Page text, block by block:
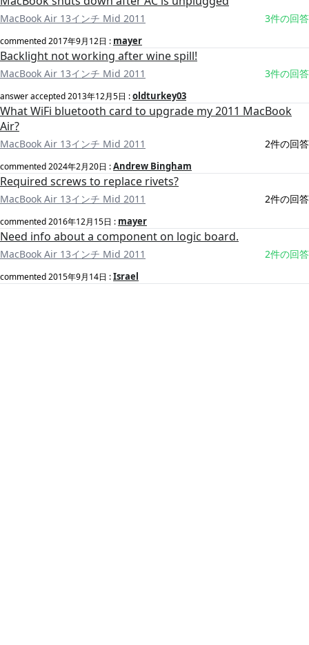
MacBook Air 13インチ Mid 2011 3件の回答
commented2017年9月12日 : mayer
Backlight not working after wine spill!
MacBook Air 13インチ Mid 2011 3件の回答
answer accepted2013年12月5日 :oldturkey03
What WiFi bluetooth card to upgrade my 2011 MacBook
Air?
MacBook Air 13インチ Mid 2011 2件の回答
commented2024年2月20日 :Andrew Bingham
Required screws to replace rivets?
MacBook Air 13インチ Mid 2011 2件の回答
commented2016年12月15日 : mayer
Need info about a component on logic board.
MacBook Air 13インチ Mid 2011 2件の回答
commented2015年9月14日 :Israel